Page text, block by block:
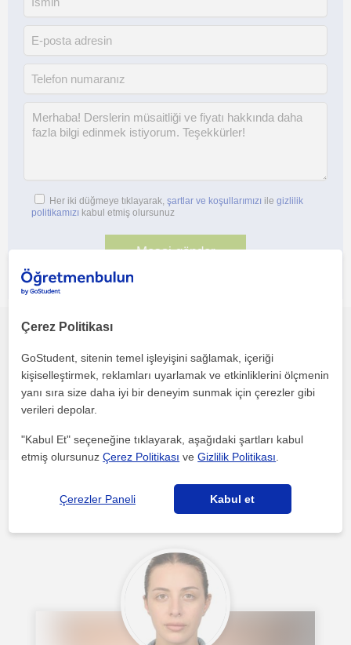
Her iki düğmeye tıklayarak, şartlar ve koşullarımızı ile gizlilik
politikamızı kabul etmiş olursunuz
Diğer öğretmenler ilgini çekebilecek
Çerez Politikası
GoStudent, sitenin temel işleyişini sağlamak, içeriği
kişiselleştirmek, reklamları uyarlamak ve etkinliklerini ölçmenin
yanı sıra size daha iyi bir deneyim sunmak için çerezler gibi
verileri depolar.
"Kabul Et" seçeneğine tıklayarak, aşağıdaki şartları kabul
etmiş olursunuzÇerez Politikası veGizlilik Politikası
Çerezler Paneli Kabul et